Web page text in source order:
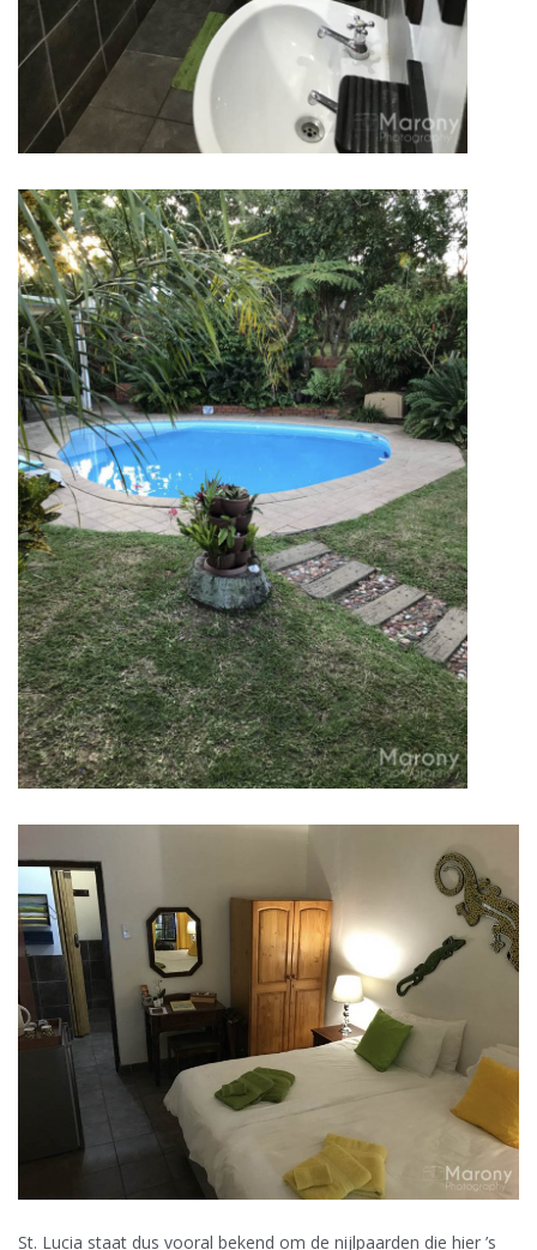
St. Lucia staat dus vooral bekend om de nijlpaarden die hier ’s